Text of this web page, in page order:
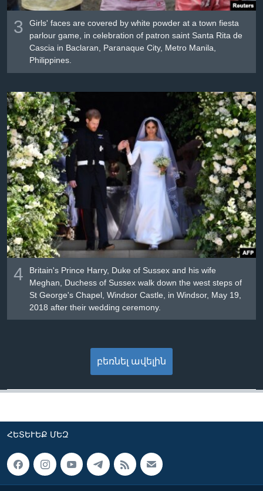
3
Girls' faces are covered by white powder at a town fiesta
parlour game, in celebration of patron saint Santa Rita de
Cascia in Baclaran, Paranaque City, Metro Manila,
Philippines.
4
Britain's Prince Harry, Duke of Sussex and his wife
Meghan, Duchess of Sussex walk down the west steps of
St George's Chapel, Windsor Castle, in Windsor, May 19,
2018 after their wedding ceremony.
բեռնել ավելին
ՀԵՏԵՒԵՔ ՄԵԶ